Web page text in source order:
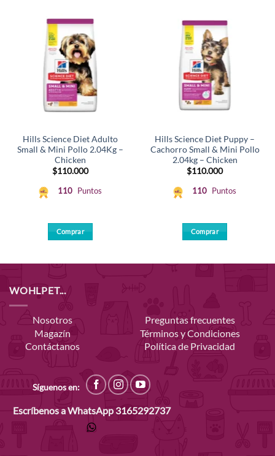
Hills Science Diet Adulto
Small & Mini Pollo 2.04Kg –
Chicken
$110.000
110 Puntos
Comprar
Hills Science Diet Puppy –
Cachorro Small & Mini Pollo
2.04kg – Chicken
$110.000
110 Puntos
Comprar
WOHLPET...
Nosotros
Magazín
Contáctanos
Preguntas frecuentes
Términos y Condiciones
Política de Privacidad
Síguenos en:
Escríbenos a WhatsApp 3165292737